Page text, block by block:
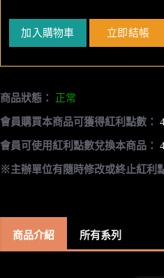
加入購物車 立即結帳
商品狀態： 正常
會員購買本商品可獲得紅利點數：
會員可使用紅利點數兌換本商品：
※主辦單位有隨時修改或終止紅利
商品介紹 所有系列